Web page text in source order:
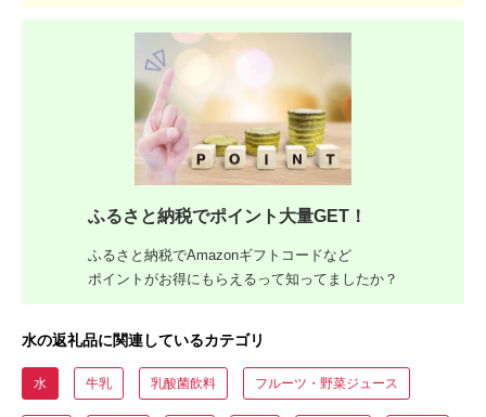
ふるさと納税でポイント大量GET！
ふるさと納税でAmazonギフトコードなど
ポイントがお得にもらえるって知ってましたか？
水の返礼品に関連しているカテゴリ
水 牛乳 乳酸菌飲料 フルーツ・野菜ジュース